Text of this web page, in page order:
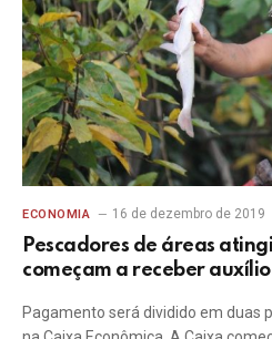
ECONOMIA 16 de dezembro de 2019
Pescadores de áreas
começam a receber auxílio
Pagamento será dividido em duas